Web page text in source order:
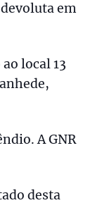
em
local 13
A GNR
desta